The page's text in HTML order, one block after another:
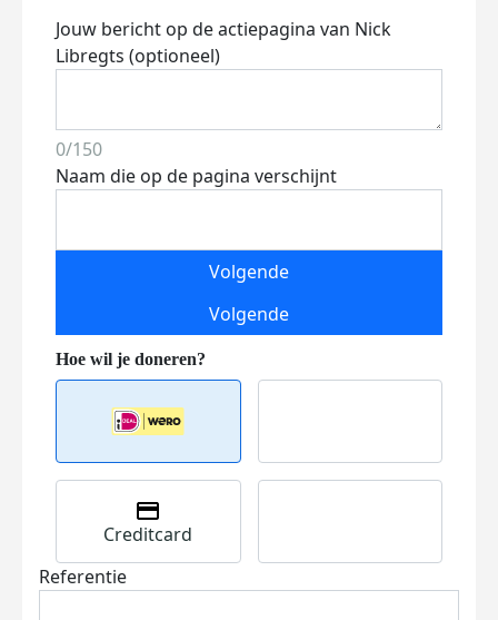
Jouw bericht op de actiepagina van Nick
Libregts (optioneel)
0/150
Naam die op de pagina verschijnt
Volgende
Volgende
Creditcard
Referentie